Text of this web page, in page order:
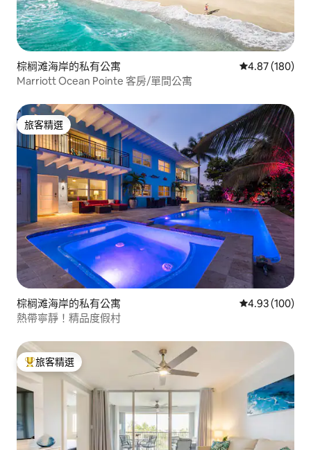
棕榈滩海岸的私有公寓 從 180 則評價
4.87 (180)
Marriott Ocean Pointe 客房/單間公寓
旅客精選
旅客精選
棕榈滩海岸的私有公寓 從 100 則評價
4.93 (100)
熱帶寧靜！精品度假村
旅客精選榜首
旅客精選